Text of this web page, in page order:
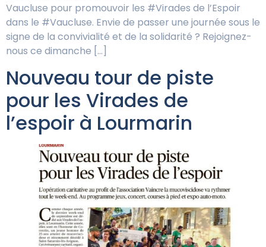
Vaucluse pour promouvoir les #Virades de l’Espoir
dans le #Vaucluse. Envie de passer une journée sous le
signe de la convivialité et de la solidarité ? Rejoignez-
nous ce dimanche […]
Nouveau tour de piste
pour les Virades de
l’espoir à Lourmarin